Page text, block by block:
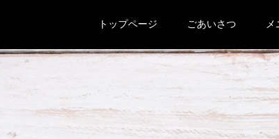
トップページ ごあいさつ メ